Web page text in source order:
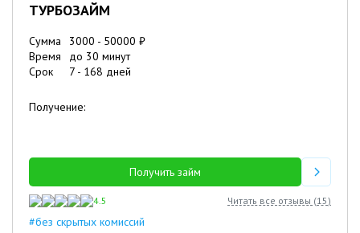
ТУРБОЗАЙМ
Сумма 3000 - 50000 ₽
Время
до 30 минут
Срок
7 - 168 дней
Получение:
Получить займ
4.5 Читать все отзывы (15)
#без скрытых комиссий